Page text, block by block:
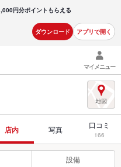
円分ポイントもらえる
ダウンロード アプリで開く
マイメニュー
店内 写真 口コミ
166
設備